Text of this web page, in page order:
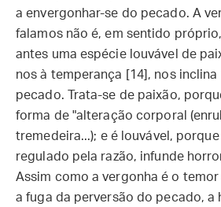
a envergonhar-se do pecado. A
falamos não é, em sentido
antes uma espécie louvável de
nos à temperança [14], nos
pecado. Trata-se de paixão,
forma de "alteração corporal
tremedeira...); e é louvável,
regulado pela razão, infunde
Assim como a vergonha é o
a fuga da perversão do pecado, a